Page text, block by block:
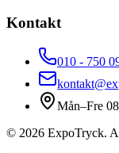
Kontakt
010 - 750
Mån–Fre
© 2026 ExpoTryck.